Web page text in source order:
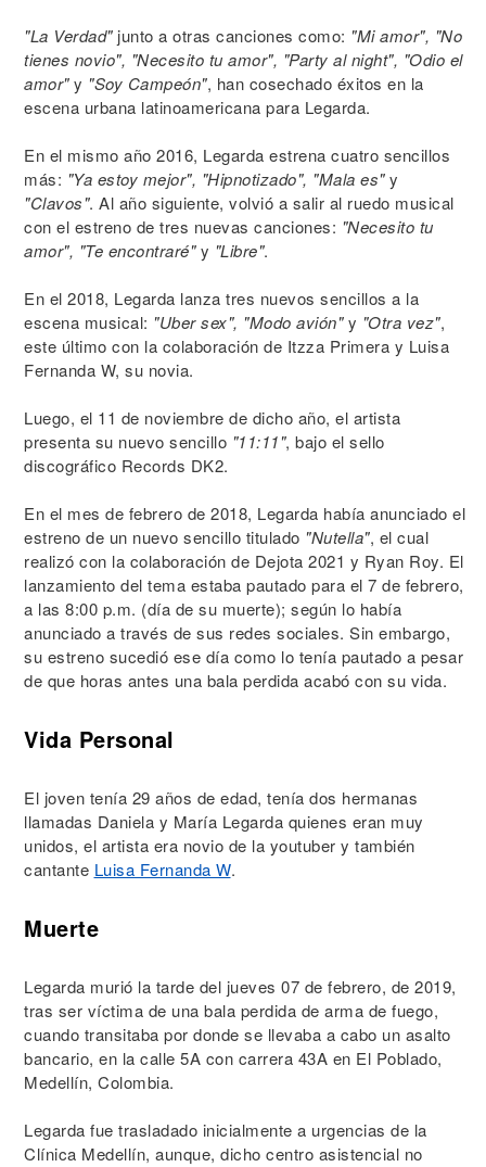
"La Verdad"junto a otras canciones como: "Mi amor", "No
tienes novio", "Necesito tu amor", "Party al night", "Odio el
amor"y "Soy Campeón", han cosechado éxitos en la
escena urbana latinoamericana para Legarda.
En el mismo año 2016, Legarda estrena cuatro sencillos
más: "Ya estoy mejor", "Hipnotizado", "Mala es"y
"Clavos". Al año siguiente, volvió a salir al ruedo musical
con el estreno de tres nuevas canciones: "Necesito tu
amor", "Te encontraré"y "Libre".
En el 2018, Legarda lanza tres nuevos sencillos a la
escena musical: "Uber sex", "Modo avión"y "Otra vez",
este último con la colaboración de Itzza Primera y Luisa
Fernanda W, su novia.
Luego, el 11 de noviembre de dicho año, el artista
presenta su nuevo sencillo "11:11", bajo el sello
discográfico Records DK2.
En el mes de febrero de 2018, Legarda había anunciado el
estreno de un nuevo sencillo titulado "Nutella", el cual
realizó con la colaboración de Dejota 2021 y Ryan Roy. El
lanzamiento del tema estaba pautado para el 7 de febrero,
a las 8:00 p.m. (día de su muerte); según lo había
anunciado a través de sus redes sociales. Sin embargo,
su estreno sucedió ese día como lo tenía pautado a pesar
de que horas antes una bala perdida acabó con su vida.
Vida Personal
El joven tenía 29 años de edad, tenía dos hermanas
llamadas Daniela y María Legarda quienes eran muy
unidos, el artista era novio de la youtuber y también
cantante Luisa Fernanda W.
Muerte
Legarda murió la tarde del jueves 07 de febrero, de 2019,
tras ser víctima de una bala perdida de arma de fuego,
cuando transitaba por donde se llevaba a cabo un asalto
bancario, en la calle 5A con carrera 43A en El Poblado,
Medellín, Colombia.
Legarda fue trasladado inicialmente a urgencias de la
Clínica Medellín, aunque, dicho centro asistencial no